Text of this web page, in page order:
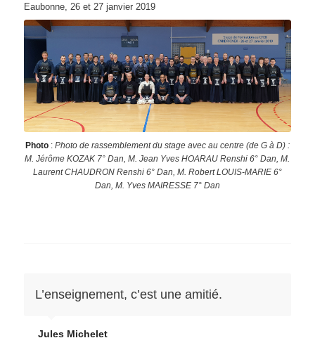
Eaubonne, 26 et 27 janvier 2019
Photo: Photo de rassemblement du stage avec au centre (de G à D) :
M. Jérôme KOZAK 7° Dan, M. Jean Yves HOARAU Renshi 6° Dan, M.
Laurent CHAUDRON Renshi 6° Dan, M. Robert LOUIS-MARIE 6°
Dan, M. Yves MAIRESSE 7° Dan
L’enseignement, c’est une amitié.
Jules Michelet